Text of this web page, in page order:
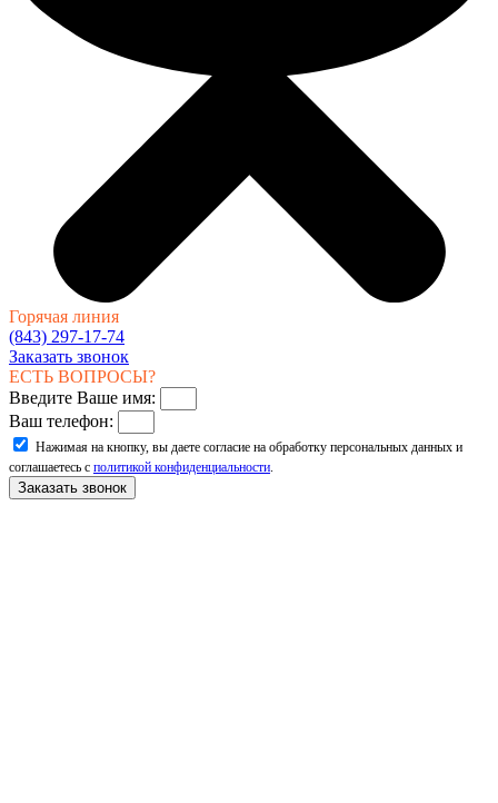
Горячая линия
(843) 297-17-74
Заказать звонок
ЕСТЬ ВОПРОСЫ?
Введите Ваше имя:
Ваш телефон:
Нажимая на кнопку, вы даете согласие на обработку персональных данных и
соглашаетесь с политикой конфиденциальности.
Заказать звонок